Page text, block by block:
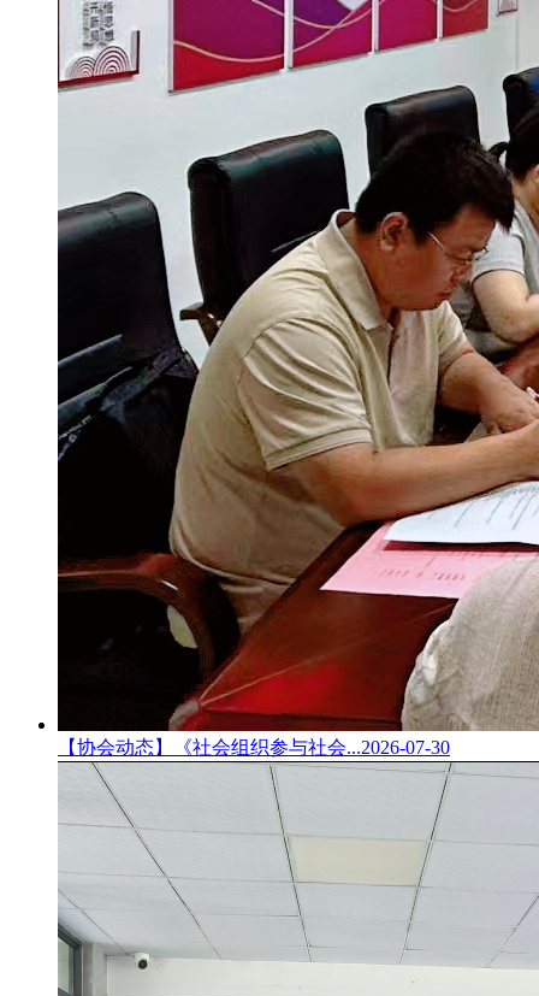
【协会动态】《社会组织参与社会...2026-07-30